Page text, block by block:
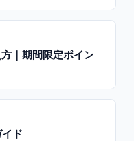
｜期間限定ポイン
ド